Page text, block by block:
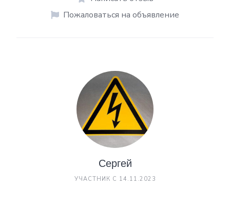
Пожаловаться на объявление
Сергей
УЧАСТНИК С 14.11.2023